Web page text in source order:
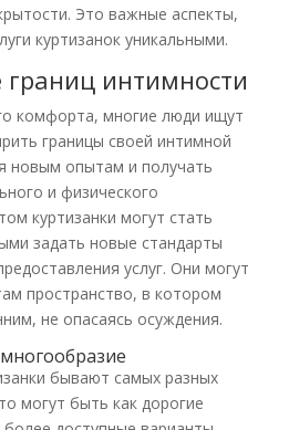
Это важные аспекты,
куртизанок уникальными.
интимности
комфорта, многие люди ищут
границы своей интимной
новым опытам и получать
и физического
куртизанки могут стать
задать новые стандарты
услуг. Они могут
пространство, в котором
не опасаясь осуждения.
бывают самых разных
могут быть как дорогие